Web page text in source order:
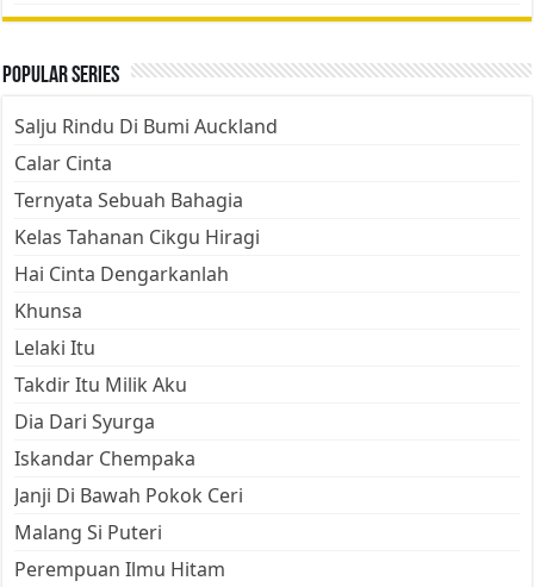
Popular Series
Salju Rindu Di Bumi Auckland
Calar Cinta
Ternyata Sebuah Bahagia
Kelas Tahanan Cikgu Hiragi
Hai Cinta Dengarkanlah
Khunsa
Lelaki Itu
Takdir Itu Milik Aku
Dia Dari Syurga
Iskandar Chempaka
Janji Di Bawah Pokok Ceri
Malang Si Puteri
Perempuan Ilmu Hitam